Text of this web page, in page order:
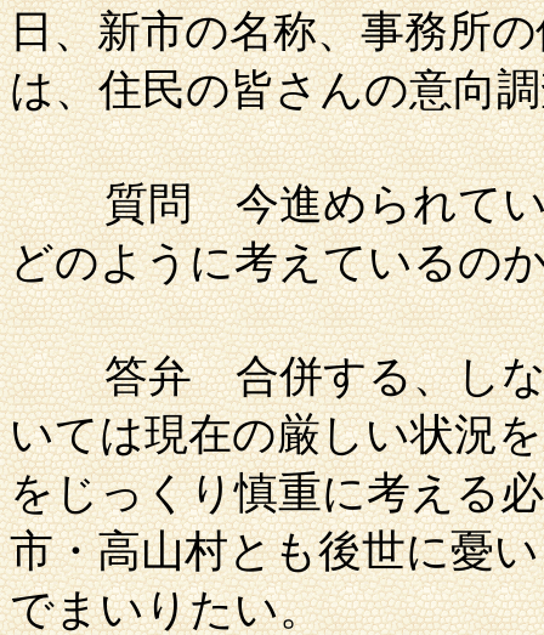
日、新市の名称、事務所
は、住民の皆さんの意向
質問今進められてい
どのように考えているの
答弁合併する、しな
いては現在の厳しい状況
をじっくり慎重に考える
市・高山村とも後世に憂
でまいりたい。